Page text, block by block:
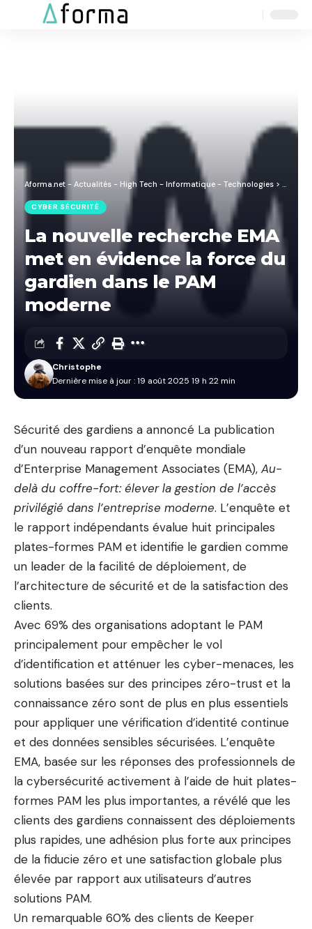
Aforma.net - Actualités - High Tech - Informatique - Technologies > Blog
CYBER SÉCURITÉ
La nouvelle recherche EMA
met en évidence la force du
gardien dans le PAM
moderne
Dernière mise à jour : 19 août 2025 19 h 22 min
Christophe
Sécurité des gardiens a annoncé La publication
d’un nouveau rapport d’enquête mondiale
d’Enterprise Management Associates (EMA), Au-
delà du coffre-fort: élever la gestion de l’accès
privilégié dans l’entreprise moderne. L’enquête et
le rapport indépendants évalue huit principales
plates-formes PAM et identifie le gardien comme
un leader de la facilité de déploiement, de
l’architecture de sécurité et de la satisfaction des
clients.
Avec 69% des organisations adoptant le PAM
principalement pour empêcher le vol
d’identification et atténuer les cyber-menaces, les
solutions basées sur des principes zéro-trust et la
connaissance zéro sont de plus en plus essentiels
pour appliquer une vérification d’identité continue
et des données sensibles sécurisées. L’enquête
EMA, basée sur les réponses des professionnels de
la cybersécurité activement à l’aide de huit plates-
formes PAM les plus importantes, a révélé que les
clients des gardiens connaissent des déploiements
plus rapides, une adhésion plus forte aux principes
de la fiducie zéro et une satisfaction globale plus
élevée par rapport aux utilisateurs d’autres
solutions PAM.
Un remarquable 60% des clients de Keeper